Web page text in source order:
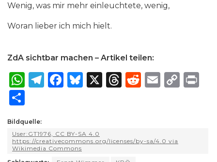
Wenig, was mir mehr einleuchtete, wenig,
Woran lieber ich mich hielt.
ZdA sichtbar machen – Artikel teilen:
W
ts
A
p
T
ra
m
F
b
o
B
k
y
X
T
d
s
R
t
E
C
ar
e
Bildquelle:
User:GT1976, CC BY-SA 4.0
https://creativecommons.org/licenses/by-sa/4.0 via
Wikimedia Commons